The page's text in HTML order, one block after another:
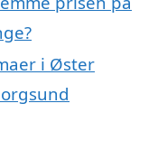
i Øster